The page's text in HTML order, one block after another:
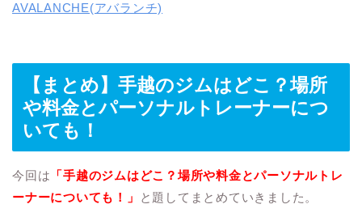
AVALANCHE(アバランチ)
【まとめ】手越のジムはどこ？場所
や料金とパーソナルトレーナーにつ
いても！
今回は 「手越のジムはどこ？場所や料金とパーソナルトレ
ーナーについても！」
と題してまとめていきました。